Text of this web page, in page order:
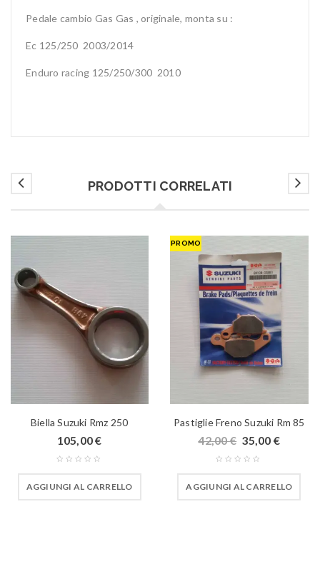
Pedale cambio Gas Gas , originale, monta su :
Ec 125/250 2003/2014
Enduro racing 125/250/300 2010
PRODOTTI CORRELATI
Biella Suzuki Rmz 250
105,00€
AGGIUNGI AL CARRELLO
PROMO
Pastiglie Freno Suzuki Rm 85
42,00€ 35,00 €
AGGIUNGI AL CARRELLO